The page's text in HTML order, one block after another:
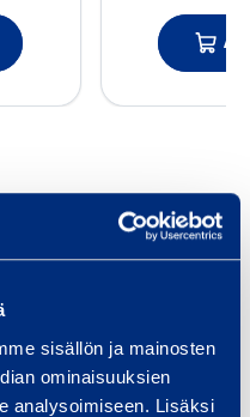
sisällön ja mainosten
ominaisuuksien
analysoimiseen. Lisäksi